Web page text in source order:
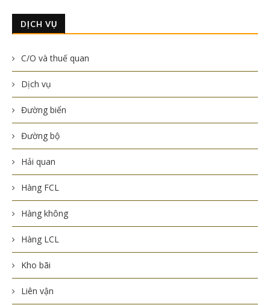
DỊCH VỤ
C/O và thuế quan
Dịch vụ
Đường biển
Đường bộ
Hải quan
Hàng FCL
Hàng không
Hàng LCL
Kho bãi
Liên vận